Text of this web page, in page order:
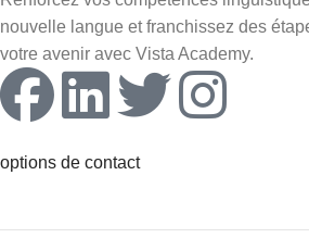
nouvelle langue et franchissez des
votre avenir avec Vista Academy.
options de contact